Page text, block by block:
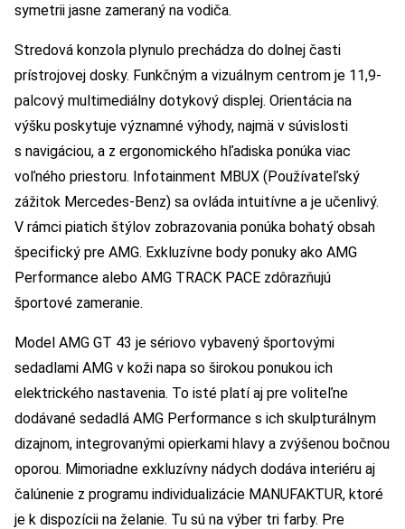
symetrii jasne zameraný na vodiča.
Stredová konzola plynulo prechádza do dolnej časti
prístrojovej dosky. Funkčným a vizuálnym centrom je 11,9-
palcový multimediálny dotykový displej. Orientácia na
výšku poskytuje významné výhody, najmä v súvislosti
s navigáciou, a z ergonomického hľadiska ponúka viac
voľného priestoru. Infotainment MBUX (Používateľský
zážitok Mercedes-Benz) sa ovláda intuitívne a je učenlivý.
V rámci piatich štýlov zobrazovania ponúka bohatý obsah
špecifický pre AMG. Exkluzívne body ponuky ako AMG
Performance alebo AMG TRACK PACE zdôrazňujú
športové zameranie.
Model AMG GT 43 je sériovo vybavený športovými
sedadlami AMG v koži napa so širokou ponukou ich
elektrického nastavenia. To isté platí aj pre voliteľne
dodávané sedadlá AMG Performance s ich skulpturálnym
dizajnom, integrovanými opierkami hlavy a zvýšenou bočnou
oporou. Mimoriadne exkluzívny nádych dodáva interiéru aj
čalúnenie z programu individualizácie MANUFAKTUR, ktoré
je k dispozícii na želanie. Tu sú na výber tri farby. Pre